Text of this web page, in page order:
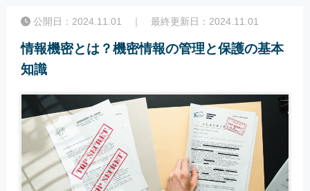
公開日：2024.11.01 ｜ 最終更新日：2024.11.01
情報機密とは？機密情報の管理と保護の基本
知識